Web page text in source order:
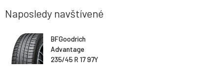
Naposledy navštívené
BFGoodrich
Advantage
235/45 R 17 97Y